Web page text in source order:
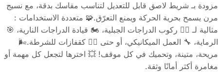
مزودة بـ شريط لاصق قابل للتعديل لتناسب مقاسك بدقة، مع نسيج
مرن يسمح بحرية الحركة ويمنع التعرّق.🧩 متعددة الاستخدامات :
مثالية لـ 🚵‍♂️ ركوب الدراجات الجبلية، 🏍️ قيادة الدراجات النارية، 🎯
الرماية، 🔧 العمل الميكانيكي، أو حتى 👮‍♂️ كقفازات للشرطة.🌬️
مريحة، متينة، وتحميك في كل موقف! 💥 اخترها لتجعل كل مهمة أو
مغامرة أكثر أمانًا وثقة.